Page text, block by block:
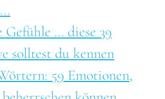
Gefühle … diese 39
solltest du kennen
59 Emotionen,